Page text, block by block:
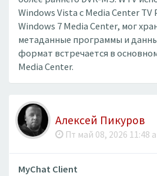
Windows Vista с Media Center TV
Windows 7 Media Center, мог
метаданные программы и
формат встречается в
Media Center.
Алексей Пикуров
Пт май 08, 2026 11:48
MyChat Client